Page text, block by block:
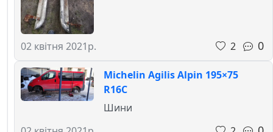
02 квітня 2021р. 2 0
Michelin Agilis Alpin 195×75
R16C
Шини